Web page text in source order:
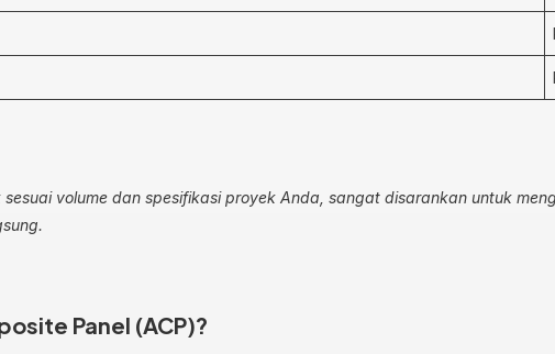
volume dan spesifikasi proyek Anda, sangat disarankan untuk
Panel (ACP)?